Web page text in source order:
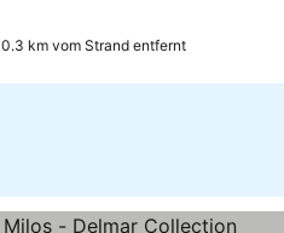
0.3 km vom Strand entfernt